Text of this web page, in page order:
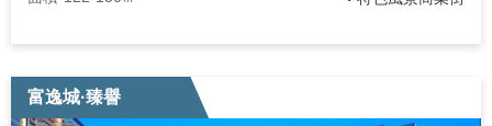
富逸城·臻譽